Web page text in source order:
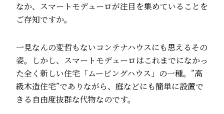
なか、スマートモデューロが注目を集めていることを
ご存知ですか。
一見なんの変哲もないコンテナハウスにも思えるその
姿。しかし、スマートモデューロはこれまでになかっ
た全く新しい住宅「ムービングハウス」の一種。”高
級木造住宅”でありながら、庭などにも簡単に設置で
きる自由度抜群な代物なのです。